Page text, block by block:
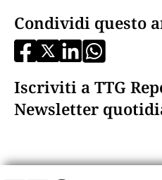
Condividi questo
Iscriviti a TTG
Newsletter